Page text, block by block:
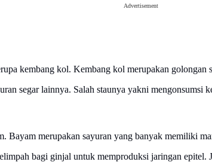
Advertisement
kembang kol. Kembang kol merupakan
segar lainnya. Salah staunya yakni mengonsumsi
Bayam merupakan sayuran yang banyak memiliki
bagi ginjal untuk memproduksi jaringan